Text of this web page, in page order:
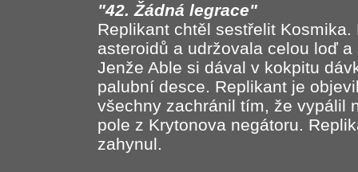
"42. Žádná legrace"
Replikant chtěl sestřelit
asteroidů a udržovala celou loď
Jenže Able si dával v kokpitu
palubní desce. Replikant je
všechny zachránil tím, že vypálil
pole z Krytonova negátoru.
zahynul.